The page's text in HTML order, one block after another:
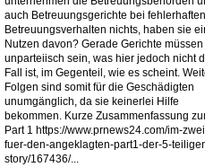
auch Betreuungsgerichte bei fehlerhaften
Betreuungsverhalten nichts, haben sie
Nutzen davon? Gerade Gerichte müssen
unparteiisch sein, was hier jedoch nicht
Fall ist, im Gegenteil, wie es scheint.
Folgen sind somit für die Geschädigten
unumgänglich, da sie keinerlei Hilfe
bekommen. Kurze Zusammenfassung
Part 1 https://www.prnews24.com/im-
fuer-den-angeklagten-part1-der-5-
story/167436/...